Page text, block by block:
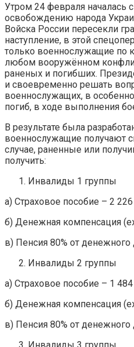
Утром 24 февраля началась
освобождению народа
Войска России пересекли
наступление, в этой
только военнослужащие по
любом вооружённом
раненых и погибших.
и своевременно решать
военнослужащих, в
погиб, в ходе выполнения
В результате была
военнослужащие получают
случае, раненные или
получить:
Инвалиды 1 группы
а) Страховое пособие – 2
б) Денежная компенсация
в) Пенсия 80% от денежного
Инвалиды 2 группы
а) Страховое пособие – 1
б) Денежная компенсация
в) Пенсия 80% от денежного
Инвалиды 3 группы